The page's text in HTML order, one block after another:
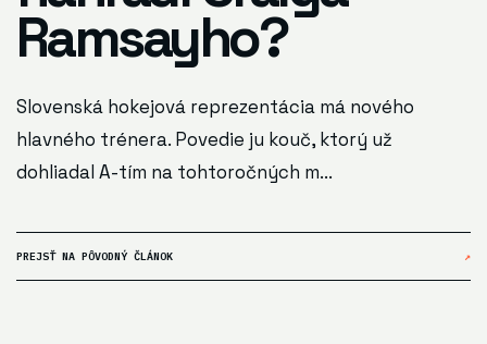
Ramsayho?
Slovenská hokejová reprezentácia má nového
hlavného trénera. Povedie ju kouč, ktorý už
dohliadal A-tím na tohtoročných m...
PREJSŤ NA PÔVODNÝ ČLÁNOK ↗